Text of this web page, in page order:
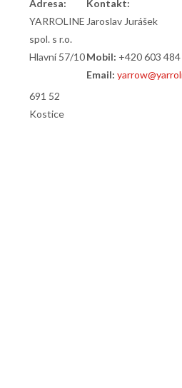
Adresa:
YARROLINE
spol. s r.o.
Hlavní 57/10
691 52
Kostice
Kontakt:
Jaroslav Jurášek
Mobil: +420 603
Email: